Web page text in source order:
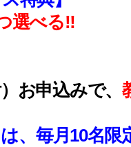
選べる‼
お申込みで、
、毎月10名限